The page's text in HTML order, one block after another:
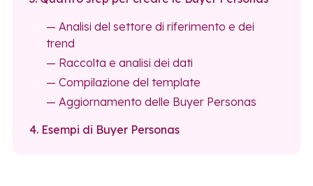
— Analisi del settore di riferimento e dei
trend
— Raccolta e analisi dei dati
— Compilazione del template
— Aggiornamento delle Buyer Personas
4. Esempi di Buyer Personas